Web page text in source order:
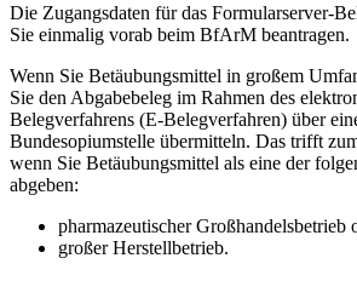
Die Zugangsdaten für das Formularserver-
Sie einmalig vorab beim BfArM beantragen.
Wenn Sie Betäubungsmittel in großem
Sie den Abgabebeleg im Rahmen des
Belegverfahrens (E-Belegverfahren) über
Bundesopiumstelle übermitteln. Das trifft
wenn Sie Betäubungsmittel als eine der
abgeben:
pharmazeutischer Großhandelsbetrieb
großer Herstellbetrieb.